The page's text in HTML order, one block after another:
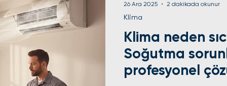
Klima neden
Soğutma
profesyonel
Klima
26 Ara 2025 2 dakikada okunur